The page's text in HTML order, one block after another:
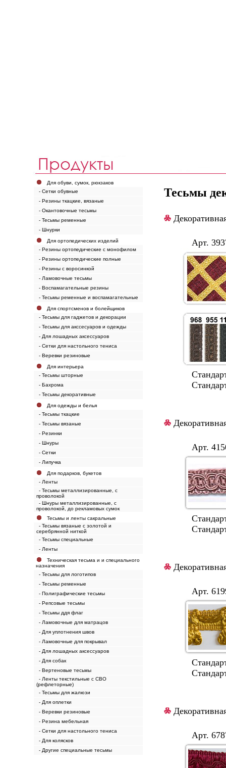
Для обуви, сумок, рюкзаков
- Сетки обувные
- Резины ткацкие, вязаные
- Окантовочные тесьмы
- Тесьмы ременные
- Шнурки
Для ортопедических изделий
- Резины ортопедические с монофилом
- Резины ортопедические полные
- Резины с воросинкой
- Ламовочные тесьмы
- Воспамагательные резины
- Тесьмы ременные и воспамагательные
Для спортсменов и болейщиков
- Тесьмы для гаджетов и декорации
- Тесьмы для акссесуаров и одежды
- Для лошадных аксессуаров
- Сетки для настольного тениса
- Веревки резиновые
Для интерьера
- Тесьмы шторные
- Бахрома
- Тесьмы декоративные
Для одежды и белья
- Тесьмы ткацкие
- Тесьмы вязаные
- Резинки
- Шнуры
- Сетки
- Липучка
Для подарков, букетов
- Ленты
- Тесьмы металлизированные, с
проволокой
- Шнуры металлизированные, с
проволокой, до рекламовых сумок
Тесьмы и ленты сакральные
- Тесьмы вязаные с золотой и
серебрянной ниткой
- Тесьмы специальные
- Ленты
Техническая тесьма и и специального
назначения
- Тесьмы для логотипов
- Тесьмы ременные
- Полиграфические тесьмы
- Репсовые тесьмы
- Тесьмы ддя флаг
- Ламовочные для матрацов
- Для уплотнения швов
- Ламовочные для покрывал
- Для лошадных аксессуаров
- Для собак
- Вертеновые тесьмы
- Ленты текстильные с СВО
(рефлеторные)
- Тесьмы для жалюзи
- Для оплетки
- Веревки резиновые
- Резина мебельная
- Сетки для настольного тениса
- Для колясков
- Другие специальные тесьмы
Тесьмы
Арт.
Арт.
Арт.
Арт.